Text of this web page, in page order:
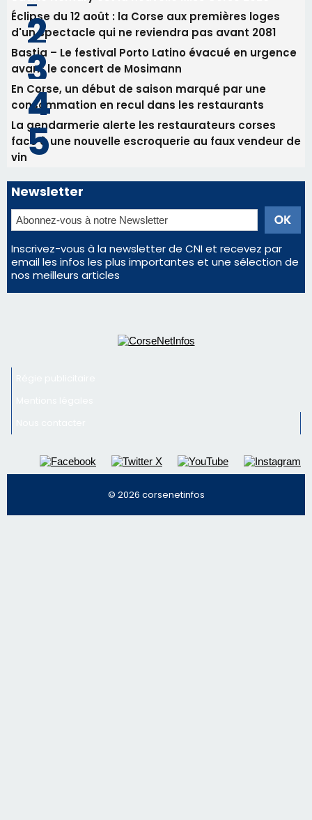
Éclipse du 12 août : la Corse aux premières loges
d'un spectacle qui ne reviendra pas avant 2081
Bastia – Le festival Porto Latino évacué en urgence
avant le concert de Mosimann
En Corse, un début de saison marqué par une
consommation en recul dans les restaurants
La gendarmerie alerte les restaurateurs corses
face à une nouvelle escroquerie au faux vendeur de
vin
Newsletter
Inscrivez-vous à la newsletter de CNI et recevez par
email les infos les plus importantes et une sélection de
nos meilleurs articles
© 2026 corsenetinfos